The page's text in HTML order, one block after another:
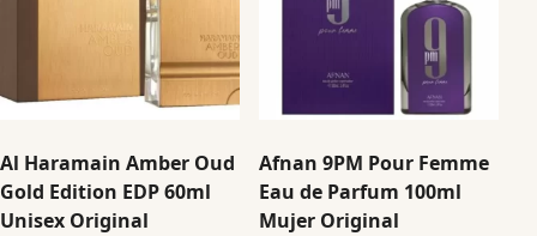
Al Haramain Amber Oud
Gold Edition EDP 60ml
Unisex Original
Afnan 9PM Pour Femme
Eau de Parfum 100ml
Mujer Original